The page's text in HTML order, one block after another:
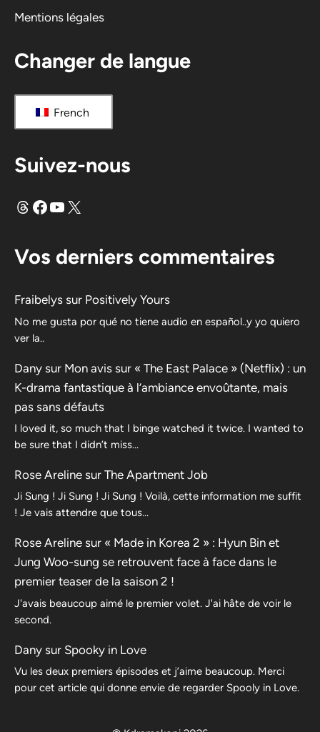
Mentions légales
Changer de langue
French
Suivez-nous
FilsFacebook
YouTube
X
Vos derniers commentaires
Fraibelys sur Positively Yours
No me gusta por qué no tiene audio en español..y yo quiero
ver la..
Dany sur Mon avis sur « The East Palace » (Netflix) : un
K-drama fantastique à l’ambiance envoûtante, mais
pas sans défauts
I loved it, so much that I binge watched it twice. I wanted to
be sure that I didn’t miss…
Rose Areline sur The Apartment Job
Ji Sung ! Ji Sung ! Ji Sung ! Voilà, cette information me suffit
! Je vais attendre que tous…
Rose Areline sur « Made in Korea 2 » : Hyun Bin et
Jung Woo-sung se retrouvent face à face dans le
premier teaser de la saison 2 !
J'avais beaucoup aimé le premier volet. J'ai hâte de voir le
second.
Dany sur Spooky in Love
Vu les deux premiers épisodes et j’aime beaucoup. Merci
pour cet article qui donne envie de regarder Spooly in Love.